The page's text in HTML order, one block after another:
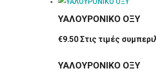
ΥΑΛΟΥΡΟΝΙΚΟ ΟΞΥ
€9.50 Στις τιμές
ΥΑΛΟΥΡΟΝΙΚΟ ΟΞΥ